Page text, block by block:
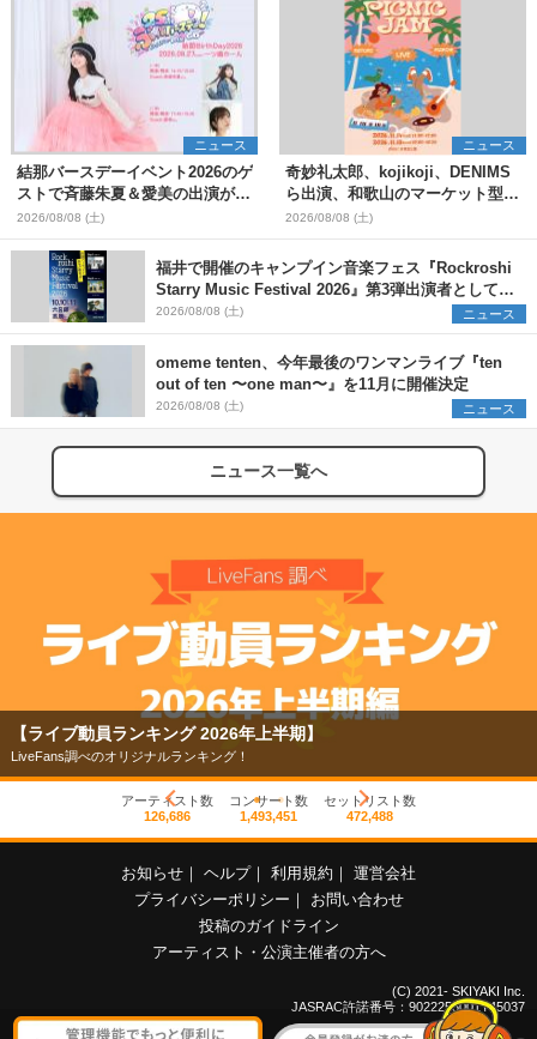
ニュース
結那バースデーイベント2026のゲ
ストで斉藤朱夏＆愛美の出演が決
定
2026/08/08 (土)
ニュース
奇妙礼太郎、kojikoji、DENIMS
ら出演、和歌山のマーケット型野
外イベント『PICNIC JAM
2026』早割チケット発売開始
2026/08/08 (土)
福井で開催のキャンプイン音楽フェス『Rockroshi
Starry Music Festival 2026』第3弾出演者として
SCOOBIE DO、かりゆし58、Reiを発表
2026/08/08 (土) ニュース
omeme tenten、今年最後のワンマンライブ『ten
out of ten 〜one man〜』を11月に開催決定
2026/08/08 (土) ニュース
ニュース一覧へ
【ライブ動員ランキング 2026年上半期】
LiveFans調べのオリジナルランキング！
アーティスト数
126,686
コンサート数
1,493,451
セットリスト数
472,488
お知らせ ヘルプ 利用規約
運営会社
プライバシーポリシー
お問い合わせ
投稿のガイドライン
アーティスト・公演主催者の方へ
(C) 2021- SKIYAKI Inc.
JASRAC許諾番号：9022255001Y45037